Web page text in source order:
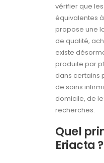
vérifier que
équivalentes
propose une
de qualité,
existe
produite par
dans certains
de soins
domicile, de
recherches.
Quel
Eriacta ?